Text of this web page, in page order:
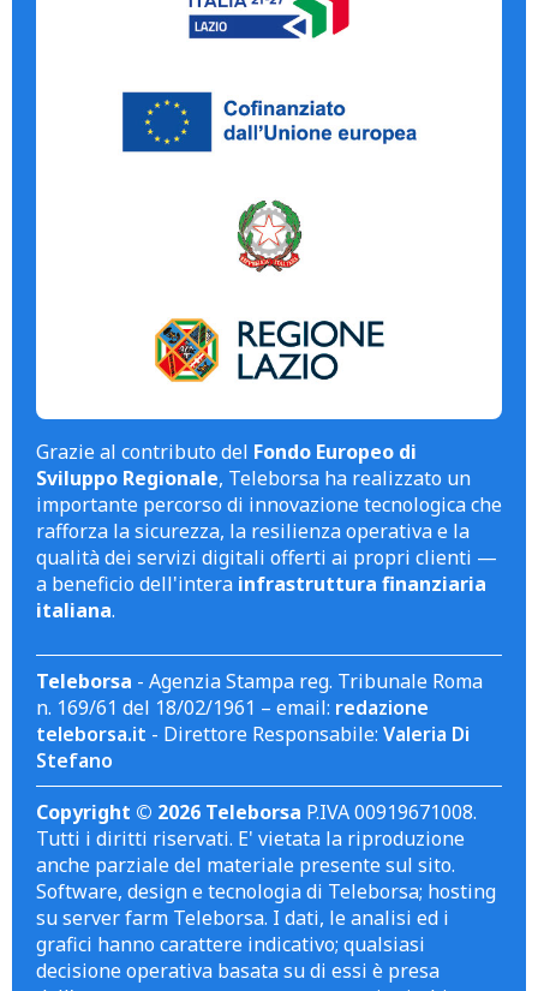
Grazie al contributo del Fondo Europeo di
Sviluppo Regionale, Teleborsa ha realizzato un
importante percorso di innovazione tecnologica che
rafforza la sicurezza, la resilienza operativa e la
qualità dei servizi digitali offerti ai propri clienti —
a beneficio dell'intera infrastruttura finanziaria
italiana.
Teleborsa - Agenzia Stampa reg. Tribunale Roma
n. 169/61 del 18/02/1961 – email: redazione
teleborsa.it - Direttore Responsabile: Valeria Di
Stefano
Copyright © 2026 Teleborsa P.IVA 00919671008.
Tutti i diritti riservati. E' vietata la riproduzione
anche parziale del materiale presente sul sito.
Software, design e tecnologia di Teleborsa; hosting
su server farm Teleborsa. I dati, le analisi ed i
grafici hanno carattere indicativo; qualsiasi
decisione operativa basata su di essi è presa